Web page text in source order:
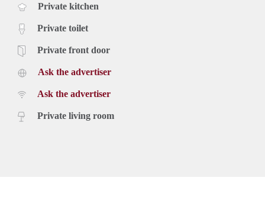
Private kitchen
Private toilet
Private front door
Ask the advertiser
Ask the advertiser
Private living room